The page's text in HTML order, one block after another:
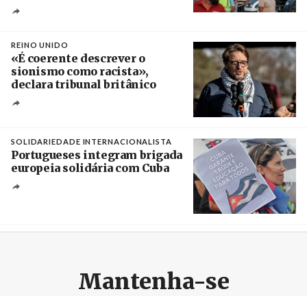
REINO UNIDO
«É coerente descrever o
sionismo como racista»,
declara tribunal britânico
SOLIDARIEDADE INTERNACIONALISTA
Portugueses integram brigada
europeia solidária com Cuba
Mantenha-se